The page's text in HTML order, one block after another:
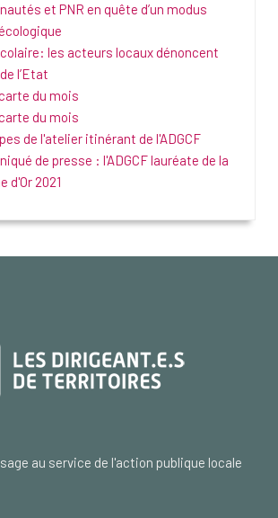
et PNR en quête d’un modus
les acteurs locaux dénoncent
l’Etat
du mois
du mois
de l'atelier itinérant de l'ADGCF
de presse : l'ADGCF lauréate de la
d'Or 2021
au service de l'action publique locale